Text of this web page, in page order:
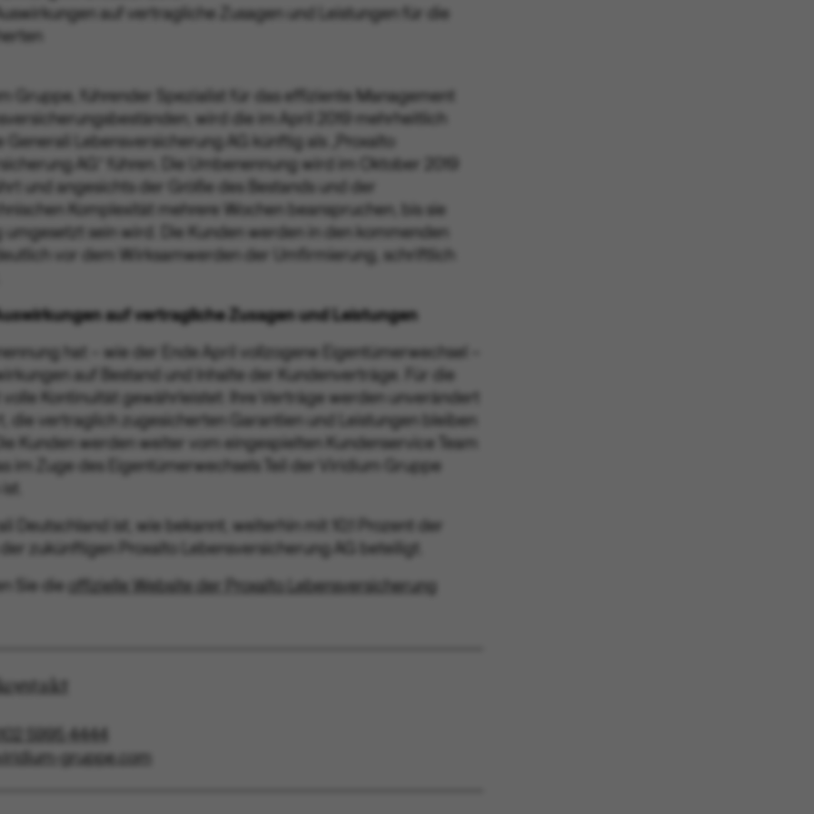
auf vertragliche Zusagen und Leistungen für die
Gruppe, führender Spezialist für das effiziente Management
wird die im April 2019 mehrheitlich
Lebensversicherung AG künftig als „Proxalto
AG“ führen. Die Umbenennung wird im Oktober 2019
und angesichts der Größe des Bestands und der
Komplexität mehrere Wochen beanspruchen, bis sie
umgesetzt sein wird. Die Kunden werden in den kommenden
vor dem Wirksamwerden der Umfirmierung, schriftlich
auf vertragliche Zusagen und Leistungen
hat – wie der Ende April vollzogene Eigentümerwechsel –
auf Bestand und Inhalte der Kundenverträge. Für die
Kontinuität gewährleistet: Ihre Verträge werden unverändert
die vertraglich zugesicherten Garantien und Leistungen bleiben
Kunden werden weiter vom eingespielten Kundenservice Team
im Zuge des Eigentümerwechsels Teil der Viridium Gruppe
Deutschland ist, wie bekannt, weiterhin mit 10,1 Prozent der
zukünftigen Proxalto Lebensversicherung AG beteiligt.
Sie die offizielle Website der Proxalto Lebensversicherung
5995 4444
gruppe.com